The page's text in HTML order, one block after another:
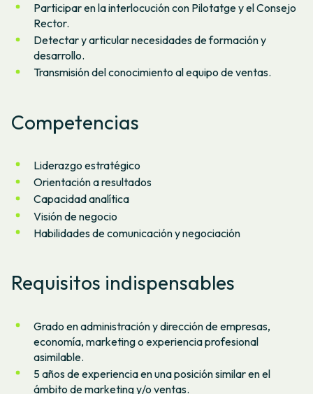
Participar en la interlocución con Pilotatge y el Consejo
Rector.
Detectar y articular necesidades de formación y
desarrollo.
Transmisión del conocimiento al equipo de ventas.
Competencias
Liderazgo estratégico
Orientación a resultados
Capacidad analítica
Visión de negocio
Habilidades de comunicación y negociación
Requisitos indispensables
Grado en administración y dirección de empresas,
economía, marketing o experiencia profesional
asimilable.
5 años de experiencia en una posición similar en el
ámbito de marketing y/o ventas.